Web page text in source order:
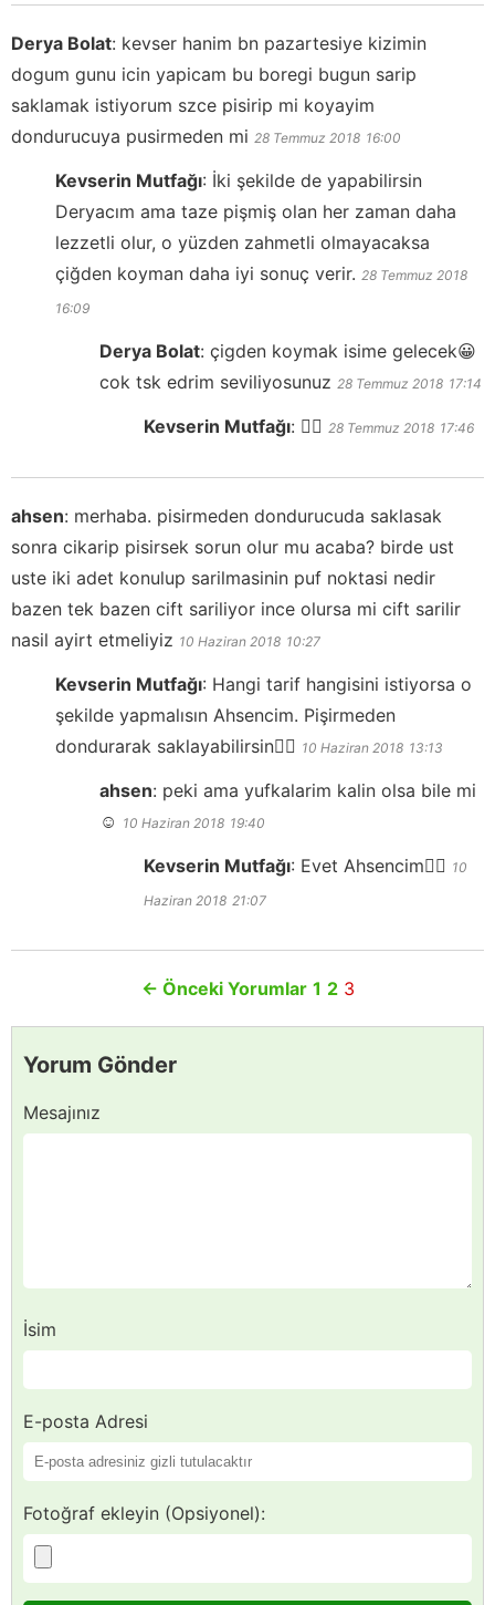
Derya Bolat: kevser hanim bn pazartesiye kizimin
dogum gunu icin yapicam bu boregi bugun sarip
saklamak istiyorum szce pisirip mi koyayim
dondurucuya pusirmeden mi 28 Temmuz 2018 16:00
Kevserin Mutfağı: İki şekilde de yapabilirsin
Deryacım ama taze pişmiş olan her zaman daha
lezzetli olur, o yüzden zahmetli olmayacaksa
çiğden koyman daha iyi sonuç verir. 28 Temmuz 2018
16:09
Derya Bolat: çigden koymak isime gelecek😀
cok tsk edrim seviliyosunuz 28 Temmuz 2018 17:14
Kevserin Mutfağı: ✌🏻 28 Temmuz 2018 17:46
ahsen: merhaba. pisirmeden dondurucuda saklasak
sonra cikarip pisirsek sorun olur mu acaba? birde ust
uste iki adet konulup sarilmasinin puf noktasi nedir
bazen tek bazen cift sariliyor ince olursa mi cift sarilir
nasil ayirt etmeliyiz 10 Haziran 2018 10:27
Kevserin Mutfağı: Hangi tarif hangisini istiyorsa o
şekilde yapmalısın Ahsencim. Pişirmeden
dondurarak saklayabilirsin👍🏻 10 Haziran 2018 13:13
ahsen: peki ama yufkalarim kalin olsa bile mi
☺ 10 Haziran 2018 19:40
Kevserin Mutfağı: Evet Ahsencim👍🏻 10
Haziran 2018 21:07
← Önceki Yorumlar 1 2 3
Yorum Gönder
Mesajınız
İsim
E-posta Adresi
Fotoğraf ekleyin (Opsiyonel):